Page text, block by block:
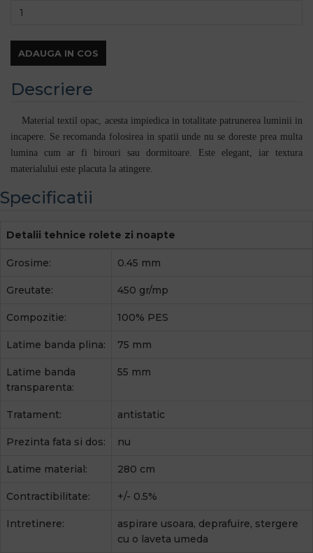
ADAUGA IN COS
Descriere
Material textil opac, acesta impiedica in totalitate patrunerea luminii in
incapere. Se recomanda folosirea in spatii unde nu se doreste prea multa
lumina cum ar fi birouri sau dormitoare. Este elegant, iar textura
materialului este placuta la atingere.
Specificatii
Detalii tehnice rolete zi noapte
Grosime: 0.45 mm
Greutate: 450 gr/mp
Compozitie: 100% PES
Latime banda plina: 75 mm
Latime banda
transparenta:
55 mm
Tratament: antistatic
Prezinta fata si dos: nu
Latime material: 280 cm
Contractibilitate: +/- 0.5%
Intretinere:
aspirare usoara, deprafuire, stergere
cu o laveta umeda